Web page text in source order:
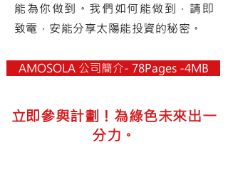
能為你做到。我們如何能做到，請即
致電，安能分享太陽能投資的秘密。
AMOSOLA 公司簡介- 78Pages -4MB
立即參與計劃！為綠色未來出一
分力。